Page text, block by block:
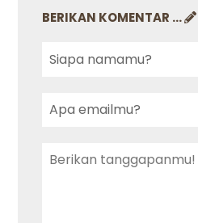
BERIKAN KOMENTAR ...